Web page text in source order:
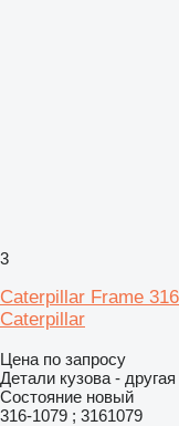
3
Caterpillar Frame
Caterpillar
Цена по запросу
Детали кузова -
Состояние новый
316-1079 ; 3161079